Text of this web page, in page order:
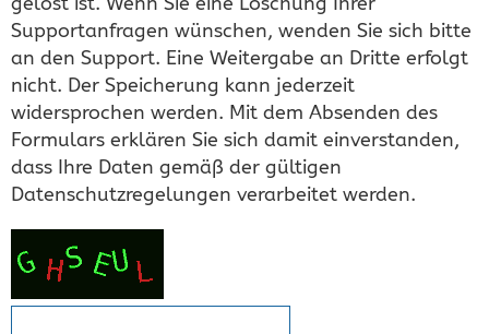
Supportanfragen wünschen, wenden Sie sich bitte
an den Support. Eine Weitergabe an Dritte erfolgt
nicht. Der Speicherung kann jederzeit
widersprochen werden. Mit dem Absenden des
Formulars erklären Sie sich damit einverstanden,
dass Ihre Daten gemäß der gültigen
Datenschutzregelungen verarbeitet werden.